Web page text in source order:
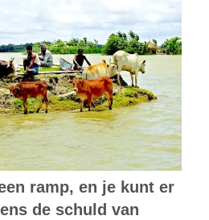
ramp, en je kunt er
de schuld van